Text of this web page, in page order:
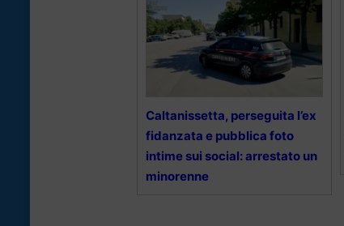
Caltanissetta, perseguita l’ex
fidanzata e pubblica foto
intime sui social: arrestato un
minorenne